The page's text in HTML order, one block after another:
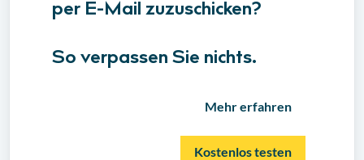
per E-Mail zuzuschicken?
So verpassen Sie nichts.
Mehr erfahren
Kostenlos testen